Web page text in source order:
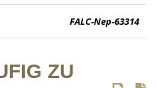
FALC-Nep-63314
ZU P